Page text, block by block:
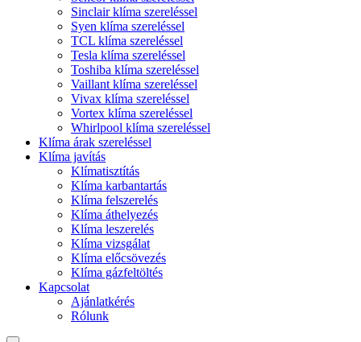
Sinclair klíma szereléssel
Syen klíma szereléssel
TCL klíma szereléssel
Tesla klíma szereléssel
Toshiba klíma szereléssel
Vaillant klíma szereléssel
Vivax klíma szereléssel
Vortex klíma szereléssel
Whirlpool klíma szereléssel
Klíma árak szereléssel
Klíma javítás
Klímatisztítás
Klíma karbantartás
Klíma felszerelés
Klíma áthelyezés
Klíma leszerelés
Klíma vizsgálat
Klíma előcsövezés
Klíma gázfeltöltés
Kapcsolat
Ajánlatkérés
Rólunk